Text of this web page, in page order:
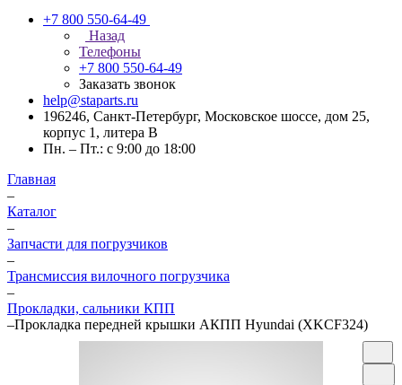
+7 800 550-64-49
Назад
Телефоны
+7 800 550-64-49
Заказать звонок
help@staparts.ru
196246, Санкт-Петербург, Московское шоссе, дом 25,
корпус 1, литера В
Пн. – Пт.: с 9:00 до 18:00
Главная
–
Каталог
–
Запчасти для погрузчиков
–
Трансмиссия вилочного погрузчика
–
Прокладки, сальники КПП
–Прокладка передней крышки АКПП Hyundai (XKCF324)